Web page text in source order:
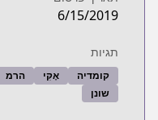
6/15/2019
תגיות
קומדיה אֶקִּי הרמ
שונן